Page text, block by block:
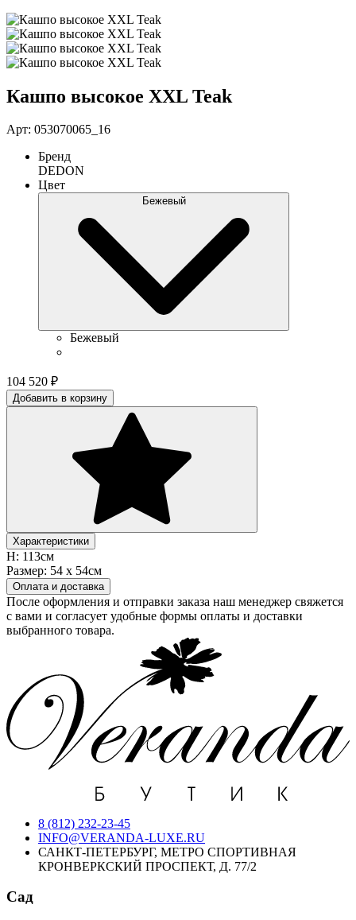
Кашпо высокое XXL Teak
Арт: 053070065_16
Бренд
DEDON
Цвет
Бежевый
Бежевый
104 520 ₽
Добавить в корзину
Характеристики
H: 113см
Размер: 54 х 54см
Оплата и доставка
После оформления и отправки заказа наш менеджер свяжется
с вами и согласует удобные формы оплаты и доставки
выбранного товара.
8 (812) 232-23-45
INFO@VERANDA-LUXE.RU
САНКТ-ПЕТЕРБУРГ, МЕТРО СПОРТИВНАЯ
КРОНВЕРКСКИЙ ПРОСПЕКТ, Д. 77/2
Сад